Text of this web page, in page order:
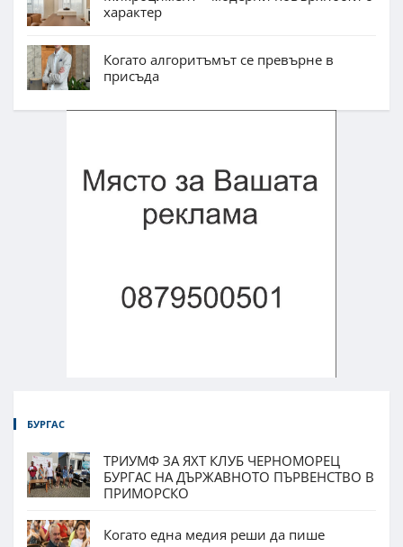
характер
Когато алгоритъмът се превърне в
присъда
БУРГАС
ТРИУМФ ЗА ЯХТ КЛУБ ЧЕРНОМОРЕЦ
БУРГАС НА ДЪРЖАВНОТО ПЪРВЕНСТВО В
ПРИМОРСКО
Когато една медия реши да пише